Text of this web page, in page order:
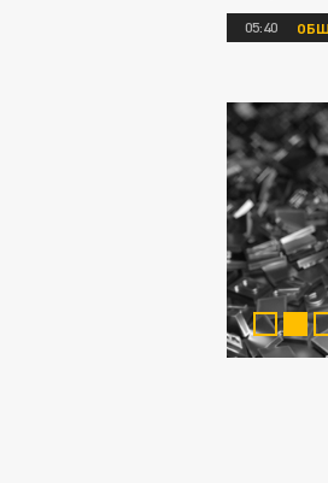
05:40